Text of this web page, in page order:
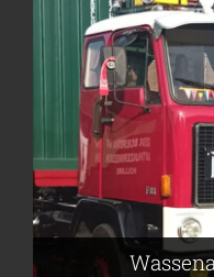
Frieling
Hartog den
Leeuwen